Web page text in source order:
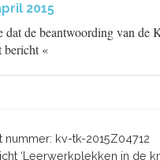
2015
de beantwoording van de
bericht «
kv-tk-2015Z04712
‘Leerwerkplekken in de